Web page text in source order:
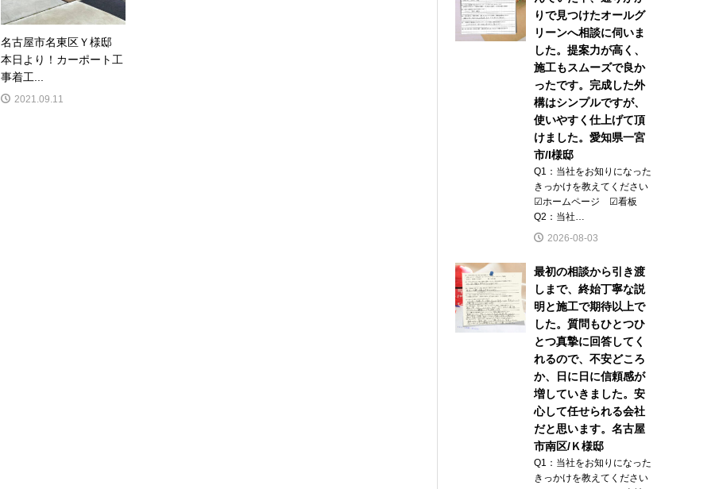
名古屋市名東区Ｙ様邸
本日より！カーポート工
事着工...
2021.09.11
りで見つけたオールグ
リーンへ相談に伺いま
した。提案力が高く、
施工もスムーズで良か
ったです。完成した外
構はシンプルですが、
使いやすく仕上げて頂
けました。愛知県一宮
市/I様邸
Q1：当社をお知りになった
きっかけを教えてください
☑ホームページ ☑看板
Q2：当社…
2026-08-03
最初の相談から引き渡
しまで、終始丁寧な説
明と施工で期待以上で
した。質問もひとつひ
とつ真摯に回答してく
れるので、不安どころ
か、日に日に信頼感が
増していきました。安
心して任せられる会社
だと思います。名古屋
市南区/Ｋ様邸
Q1：当社をお知りになった
きっかけを教えてください